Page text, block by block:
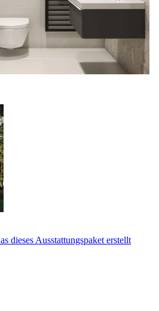
dieses Ausstattungs­paket erstellt